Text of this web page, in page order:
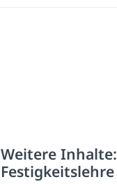
Weitere Inhalte:
Festigkeitslehre